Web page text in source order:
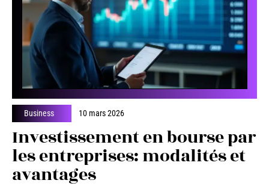
Business 10 mars 2026
Investissement en bourse par
les entreprises: modalités et
avantages